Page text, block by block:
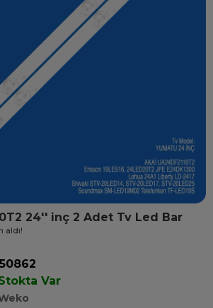
24'' inç 2 Adet Tv Led Bar
aldı!
50862
Var